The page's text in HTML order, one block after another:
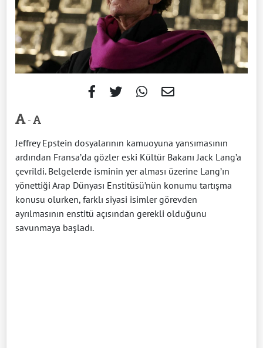
-
Jeffrey Epstein dosyalarının kamuoyuna yansımasının
ardından Fransa’da gözler eski Kültür Bakanı Jack Lang’a
çevrildi. Belgelerde isminin yer alması üzerine Lang’ın
yönettiği Arap Dünyası Enstitüsü’nün konumu tartışma
konusu olurken, farklı siyasi isimler görevden
ayrılmasının enstitü açısından gerekli olduğunu
savunmaya başladı.